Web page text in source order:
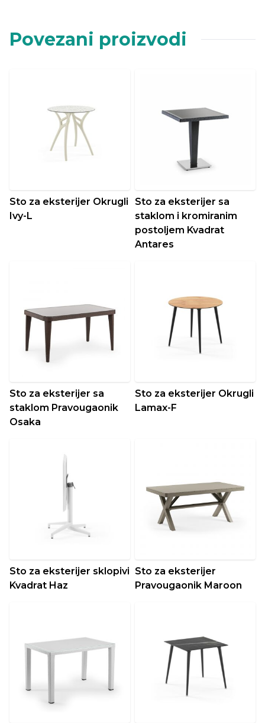
Povezani proizvodi
Sto za eksterijer Okrugli
Ivy-L
Sto za eksterijer sa
staklom i kromiranim
postoljem Kvadrat
Antares
Sto za eksterijer sa
staklom Pravougaonik
Osaka
Sto za eksterijer Okrugli
Lamax-F
Sto za eksterijer sklopivi
Kvadrat Haz
Sto za eksterijer
Pravougaonik Maroon